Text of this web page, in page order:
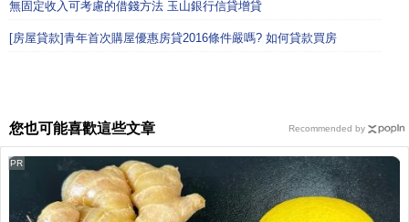
無固定收入可考慮的借錢方法 玉山銀行信貸增貸
[房屋貸款]青年首次購屋優惠房貸2016條件嚴嗎? 如何貸款買房
您也可能喜歡這些文章
PR
Recommended by